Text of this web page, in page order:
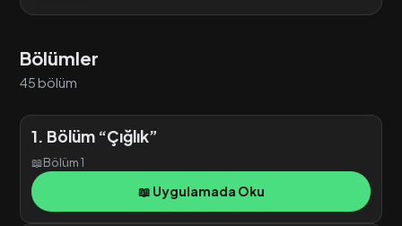
Bölümler
45 bölüm
1. Bölüm “Çığlık”
📖Bölüm 1
📖 Uygulamada Oku